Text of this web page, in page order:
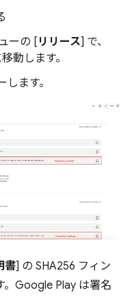
ーの [ リリース] で、
動します。
ます。
書] の SHA256 フィン
。Google Play は署名